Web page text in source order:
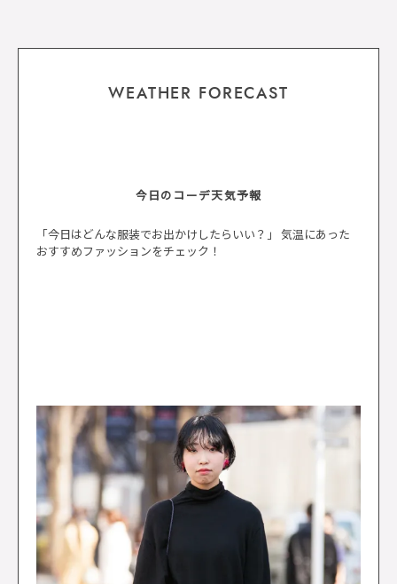
WEATHER FORECAST
今日のコーデ天気予報
「今日はどんな服装でお出かけしたらいい？」 気温にあった
おすすめファッションをチェック！